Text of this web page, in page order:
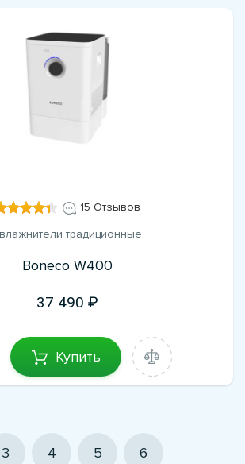
15 Отзывов
традиционные
Boneco W400
37 490
Купить
3 4 5 6